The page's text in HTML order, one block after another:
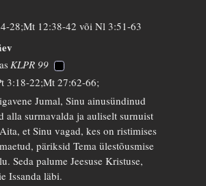
28;Mt 12:38-42 või Nl 3:51-63
KLPR 99
3:18-22;Mt 27:62-66;
Jumal, Sinu ainusündinud
alla surmavalda ja auliselt surnuist
et Sinu vagad, kes on ristimises
päriksid Tema ülestõusmise
Seda palume Jeesuse Kristuse,
Issanda läbi.